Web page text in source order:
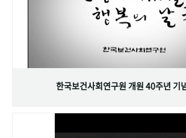
한국보건사회연구원 개원 40주년 기